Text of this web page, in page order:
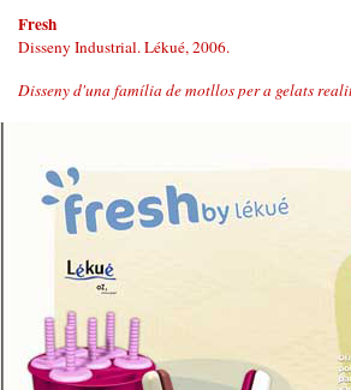
Fresh
Disseny Industrial. Lékué, 2006.
Disseny d'una família de motllos per a gelats